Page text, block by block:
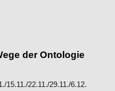
der Ontologie
15.11./22.11./29.11./6.12.